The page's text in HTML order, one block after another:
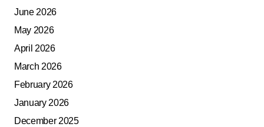
June 2026
May 2026
April 2026
March 2026
February 2026
January 2026
December 2025